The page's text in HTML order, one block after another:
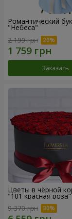
Романтический
"Небеса"
2 199 грн
Заказать
Цветы в чёрной
"101 красная роза"
9 370 грн